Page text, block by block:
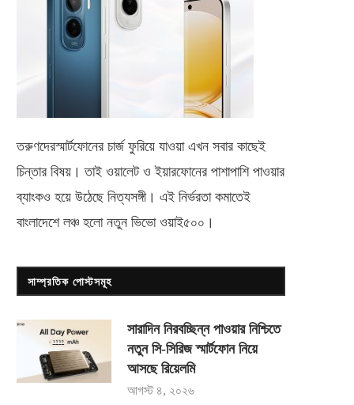
তরুণদেরস্মার্টফোনের চার্জ ফুরিয়ে যাওয়া এখন সবার কাছেই
চিন্তার বিষয়। তাই ওয়ালেট ও ইয়ারফোনের পাশাপাশি পাওয়ার
ব্যাংকও হয়ে উঠেছে নিত্যসঙ্গী। এই নির্ভরতা কমাতেই
বাংলাদেশে লঞ্চ হলো নতুন ভিভো ওয়াই৫০০ ।
সাম্প্রতিক পোস্টসমূহ
সারাদিন নিরবচ্ছিন্ন পাওয়ার নিশ্চিতে
নতুন সি-সিরিজ স্মার্টফোন নিয়ে
আসছে রিয়েলমি
আগস্ট ৪, ২০২৬